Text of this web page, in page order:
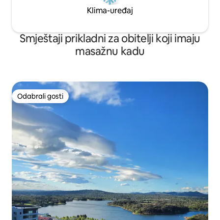
potrepštinama za šivanje), pa čak i pribor
Klima-uređaj
Smještaji prikladni za obitelji koji imaju
masažnu kadu
Odabrali gosti
Odabrali gosti